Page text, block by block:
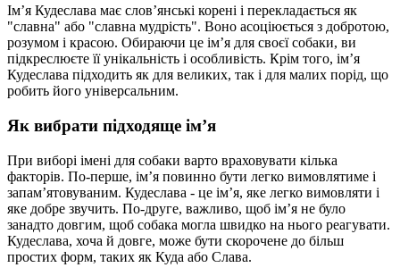
Ім’я Кудеслава має слов’янські корені і перекладається як
"славна" або "славна мудрість". Воно асоціюється з добротою,
розумом і красою. Обираючи це ім’я для своєї собаки, ви
підкреслюєте її унікальність і особливість. Крім того, ім’я
Кудеслава підходить як для великих, так і для малих порід, що
робить його універсальним.
Як вибрати підходяще ім’я
При виборі імені для собаки варто враховувати кілька
факторів. По-перше, ім’я повинно бути легко вимовлятиме і
запам’ятовуваним. Кудеслава - це ім’я, яке легко вимовляти і
яке добре звучить. По-друге, важливо, щоб ім’я не було
занадто довгим, щоб собака могла швидко на нього реагувати.
Кудеслава, хоча й довге, може бути скорочене до більш
простих форм, таких як Куда або Слава.